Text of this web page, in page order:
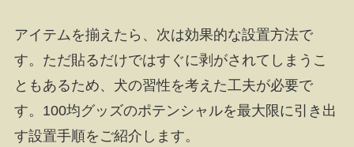
アイテムを揃えたら、次は効果的な設置方法で
す。ただ貼るだけではすぐに剥がされてしまうこ
ともあるため、犬の習性を考えた工夫が必要で
す。100均グッズのポテンシャルを最大限に引き出
す設置手順をご紹介します。